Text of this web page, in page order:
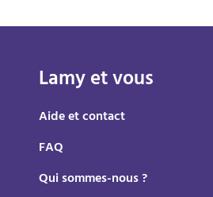
Lamy et vous
Aide et contact
FAQ
Qui sommes-nous ?